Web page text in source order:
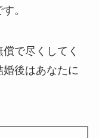
。
で尽くしてく
後はあなたに